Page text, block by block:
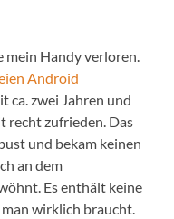
mein Handy verloren.
Android
ca. zwei Jahren und
recht zufrieden. Das
und bekam keinen
an dem
Es enthält keine
wirklich braucht.